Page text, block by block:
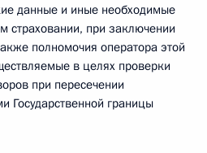
данные и иные необходимые
страховании, при заключении
полномочия оператора этой
в целях проверки
при пересечении
Государственной границы